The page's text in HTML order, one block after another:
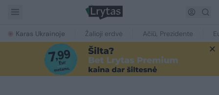
Karas Ukrainoje Žalioji erdvė Ačiū, Prezidente